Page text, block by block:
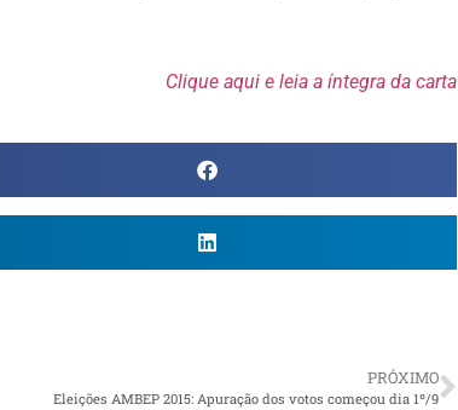
Clique aqui e leia a íntegra da carta
PRÓXIMO
Eleições AMBEP 2015: Apuração dos votos começou dia 1º/9